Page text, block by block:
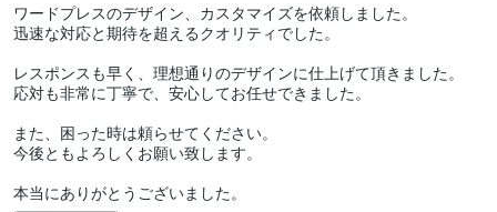
ワードプレスのデザイン、カスタマイズを依頼しました。
迅速な対応と期待を超えるクオリティでした。
レスポンスも早く、理想通りのデザインに仕上げて頂きました。
応対も非常に丁寧で、安心してお任せできました。
また、困った時は頼らせてください。
今後ともよろしくお願い致します。
本当にありがとうございました。